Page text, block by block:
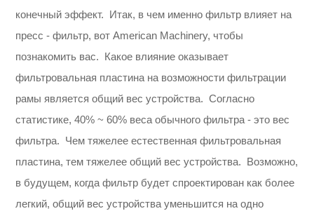
конечный эффект. Итак, в чем именно фильтр влияет на
пресс - фильтр, вот American Machinery, чтобы
познакомить вас. Какое влияние оказывает
фильтровальная пластина на возможности фильтрации
рамы является общий вес устройства. Согласно
статистике, 40% ~ 60% веса обычного фильтра - это вес
фильтра. Чем тяжелее естественная фильтровальная
пластина, тем тяжелее общий вес устройства. Возможно,
в будущем, когда фильтр будет спроектирован как более
легкий, общий вес устройства уменьшится на одно